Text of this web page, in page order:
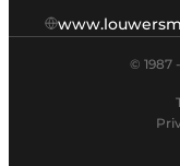
© 1987